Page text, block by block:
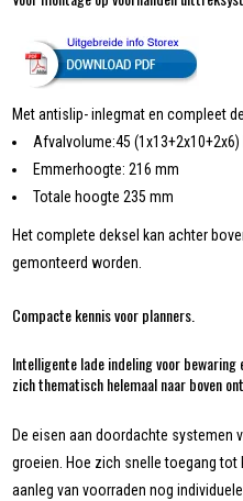
Met antislip- inlegmat en compleet
Afvalvolume:45 (1x13+2x10+2x6)
Emmerhoogte: 216 mm
Totale hoogte 235 mm
Het complete deksel kan achter
gemonteerd worden.
Compacte kennis voor planners.
Intelligente lade indeling voor
zich thematisch helemaal naar boven
De eisen aan doordachte systemen
groeien. Hoe zich snelle toegang
aanleg van voorraden nog